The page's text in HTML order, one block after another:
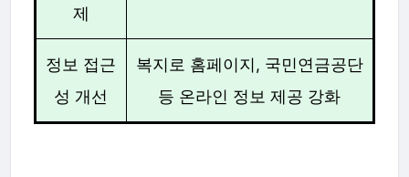
제
정보 접근
성 개선
복지로 홈페이지, 국민연금공단
등 온라인 정보 제공 강화